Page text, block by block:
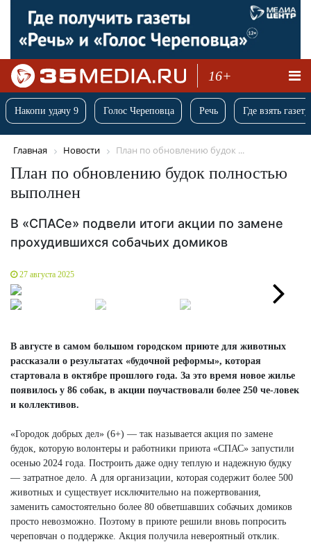
16+
Накопи удачу 9 Голос Череповца Речь Где взять
Главная Новости План по обновлению будок ...
План по обновлению будок полностью
выполнен
В «СПАСе» подвели итоги акции по замене
прохудившихся собачьих домиков
27 августа 2025
В августе в самом большом городском приюте для животных
рассказали о результатах «будочной реформы», которая
стартовала в октябре прошлого года. За это время новое жилье
появилось у 86 собак, в акции поучаствовали более 250 че-ловек
и коллективов.
«Городок добрых дел» (6+) — так называется акция по замене
будок, которую волонтеры и работники приюта «СПАС» запустили
осенью 2024 года. Построить даже одну теплую и надежную будку
— затратное дело. А для организации, которая содержит более 500
животных и существует исключительно на пожертвования,
заменить самостоятельно более 80 обветшавших собачьих домиков
просто невозможно. Поэтому в приюте решили вновь попросить
череповчан о поддержке. Акция получила невероятный отклик.